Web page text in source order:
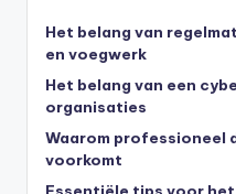
Het belang van
en voegwerk
Het belang van een
organisaties
Waarom professioneel
voorkomt